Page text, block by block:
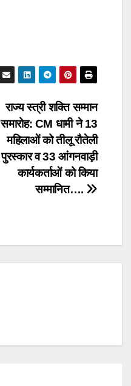
राज्य स्त्री शक्ति सम्मान
समारोह: CM धामी ने 13
महिलाओं को तीलू रौतेली
पुरस्कार व 33 आंगनवाड़ी
कार्यकर्ताओं को किया
सम्मानित….